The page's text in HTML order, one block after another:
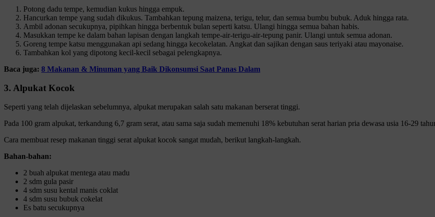
Potong dadu tempe, kemudian kukus hingga empuk.
Hancurkan tempe yang sudah dikukus. Tambahkan tepung maizena, terigu, telur, dan semua bumbu bubuk. Aduk hingga rata.
Ambil adonan secukupnya, pipihkan hingga berbentuk bulan seperti katsu. Ulangi hingga semua bahan habis.
Masukkan tempe ke dalam bahan lapisan dengan langkah tempe-air-terigu-air-tepung panir. Ulangi untuk semua adonan.
Goreng tempe katsu menggunakan api sedang hingga kecokelatan. Angkat dan sajikan dengan saus teriyaki atau mayonaise.
Tambahkan kol yang dipotong kecil-kecil sebagai pelengkapnya.
Baca juga: 8 Makanan & Minuman yang Baik Dikonsumsi Saat Panas Dalam
3. Alpukat Kocok
Seperti yang telah dijelaskan sebelumnya, alpukat merupakan salah satu makanan berserat tinggi.
Pada 100 gram alpukat, terkandung 6,7 gram serat, atau sama saja sudah memenuhi 18% kebutuhan serat harian pria dewasa usia 16-29
Cara membuat resep makanan tinggi serat alpukat kocok sangat mudah, berikut langkah-langkah.
Bahan-bahan:
2 buah alpukat mentega atau madu
2 sdm gula pasir
4 sdm susu kental manis coklat
4 sdm susu bubuk cokelat
Es batu secukupnya